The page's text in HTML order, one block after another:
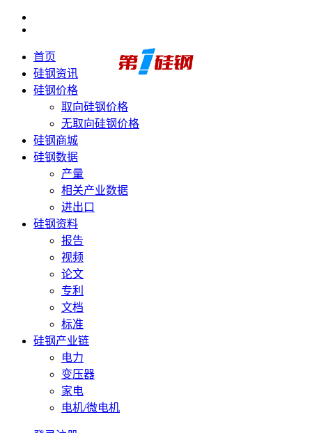
首页
硅钢资讯
硅钢价格
取向硅钢价格
无取向硅钢价格
硅钢商城
硅钢数据
产量
相关产业数据
进出口
硅钢资料
报告
视频
论文
专利
文档
标准
硅钢产业链
电力
变压器
家电
电机/微电机